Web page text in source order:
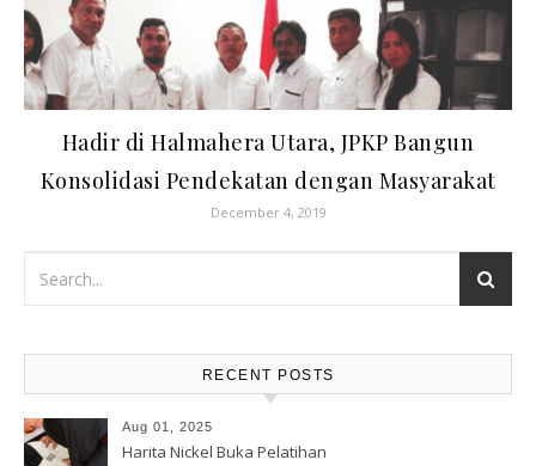
Hadir di Halmahera Utara, JPKP Bangun
Konsolidasi Pendekatan dengan Masyarakat
December 4, 2019
RECENT POSTS
Aug 01, 2025
Harita Nickel Buka Pelatihan